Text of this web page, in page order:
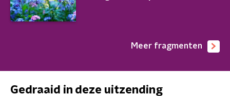
Meer fragmenten
Gedraaid in deze uitzending